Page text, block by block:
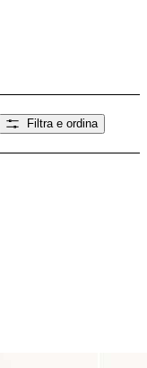
Filtra e ordina